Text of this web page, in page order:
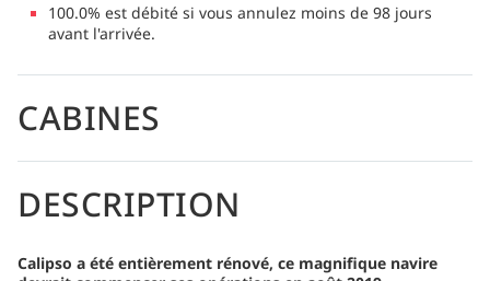
100.0% est débité si vous annulez moins de 98 jours
avant l'arrivée.
CABINES
DESCRIPTION
Calipso a été entièrement rénové, ce magnifique navire